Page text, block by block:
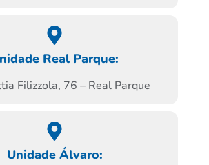
Real Parque:
Filizzola, 76 – Real Parque
Unidade Álvaro: